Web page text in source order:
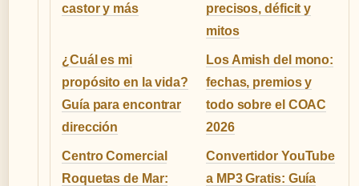
castor y más
precisos, déficit y
mitos
¿Cuál es mi
propósito en la vida?
Guía para encontrar
dirección
Los Amish del mono:
fechas, premios y
todo sobre el COAC
2026
Centro Comercial
Roquetas de Mar:
Convertidor YouTube
a MP3 Gratis: Guía